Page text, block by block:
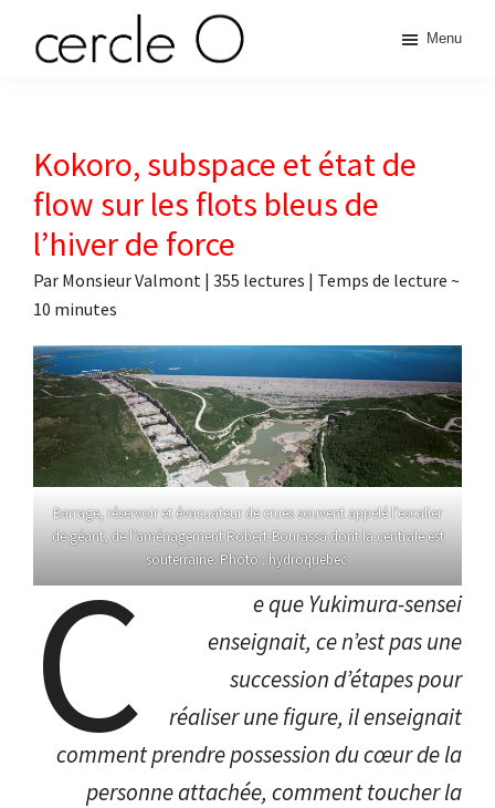
principale
O
érotique
Menu
Kokoro, subspace et état de
flow sur les flots bleus de
l’hiver de force
Par Monsieur Valmont | 355 lectures | Temps de lecture ~
10 minutes
Barrage, réservoir et évacuateur de crues souvent appelé l’escalier
de géant, de l’aménagement Robert-Bourassa dont la centrale est
souterraine. Photo : hydroquebec.
C
e que Yukimura-sensei
enseignait, ce n’est pas une
succession d’étapes pour
réaliser une figure, il enseignait
comment prendre possession du cœur de la
personne attachée, comment toucher la